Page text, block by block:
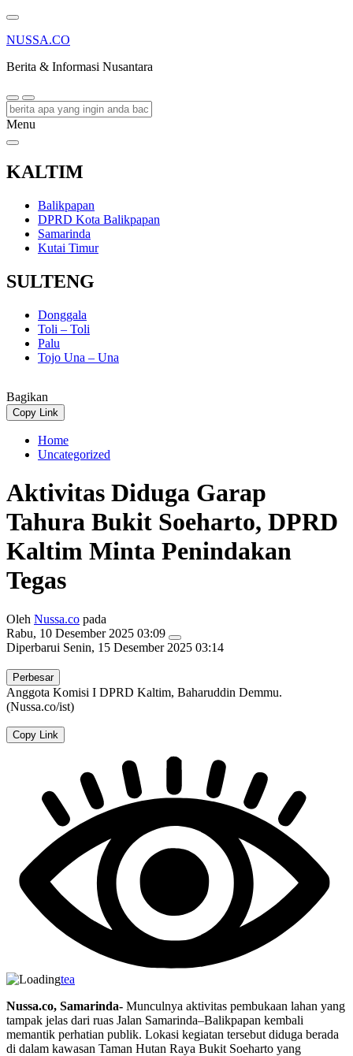
NUSSA.CO
Berita & Informasi Nusantara
Menu
KALTIM
Balikpapan
DPRD Kota Balikpapan
Samarinda
Kutai Timur
SULTENG
Donggala
Toli – Toli
Palu
Tojo Una – Una
Bagikan
Copy Link
Home
Uncategorized
Aktivitas Diduga Garap
Tahura Bukit Soeharto, DPRD
Kaltim Minta Penindakan
Tegas
Oleh Nussa.co pada
Rabu, 10 Desember 2025 03:09
Diperbarui Senin, 15 Desember 2025 03:14
Perbesar
Anggota Komisi I DPRD Kaltim, Baharuddin Demmu.
(Nussa.co/ist)
Copy Link
tea
Nussa.co, Samarinda- Munculnya aktivitas pembukaan lahan yang
tampak jelas dari ruas Jalan Samarinda–Balikpapan kembali
memantik perhatian publik. Lokasi kegiatan tersebut diduga berada
di dalam kawasan Taman Hutan Raya Bukit Soeharto yang